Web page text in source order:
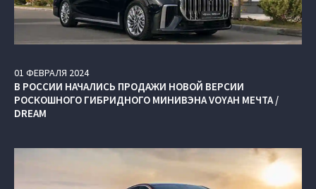
01 ФЕВРАЛЯ 2024
В РОССИИ НАЧАЛИСЬ ПРОДАЖИ НОВОЙ ВЕРСИИ
РОСКОШНОГО ГИБРИДНОГО МИНИВЭНА VOYAH МЕЧТА /
DREAM